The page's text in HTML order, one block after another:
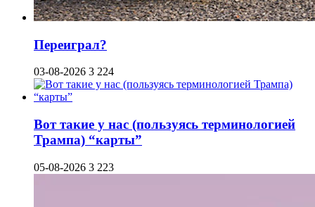
Переиграл?
03-08-2026 3 224
Вот такие у нас (пользуясь терминологией
Трампа) “карты”
05-08-2026 3 223